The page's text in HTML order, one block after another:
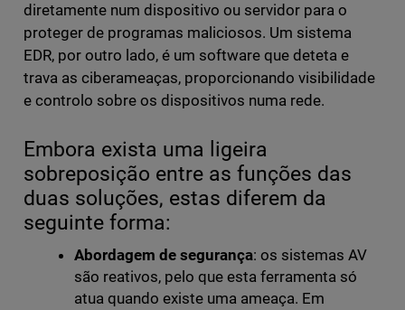
diretamente num dispositivo ou servidor para o
proteger de programas maliciosos. Um sistema
EDR, por outro lado, é um software que deteta e
trava as ciberameaças, proporcionando visibilidade
e controlo sobre os dispositivos numa rede.
Embora exista uma ligeira
sobreposição entre as funções das
duas soluções, estas diferem da
seguinte forma:
Abordagem de segurança: os sistemas AV
são reativos, pelo que esta ferramenta só
atua quando existe uma ameaça. Em